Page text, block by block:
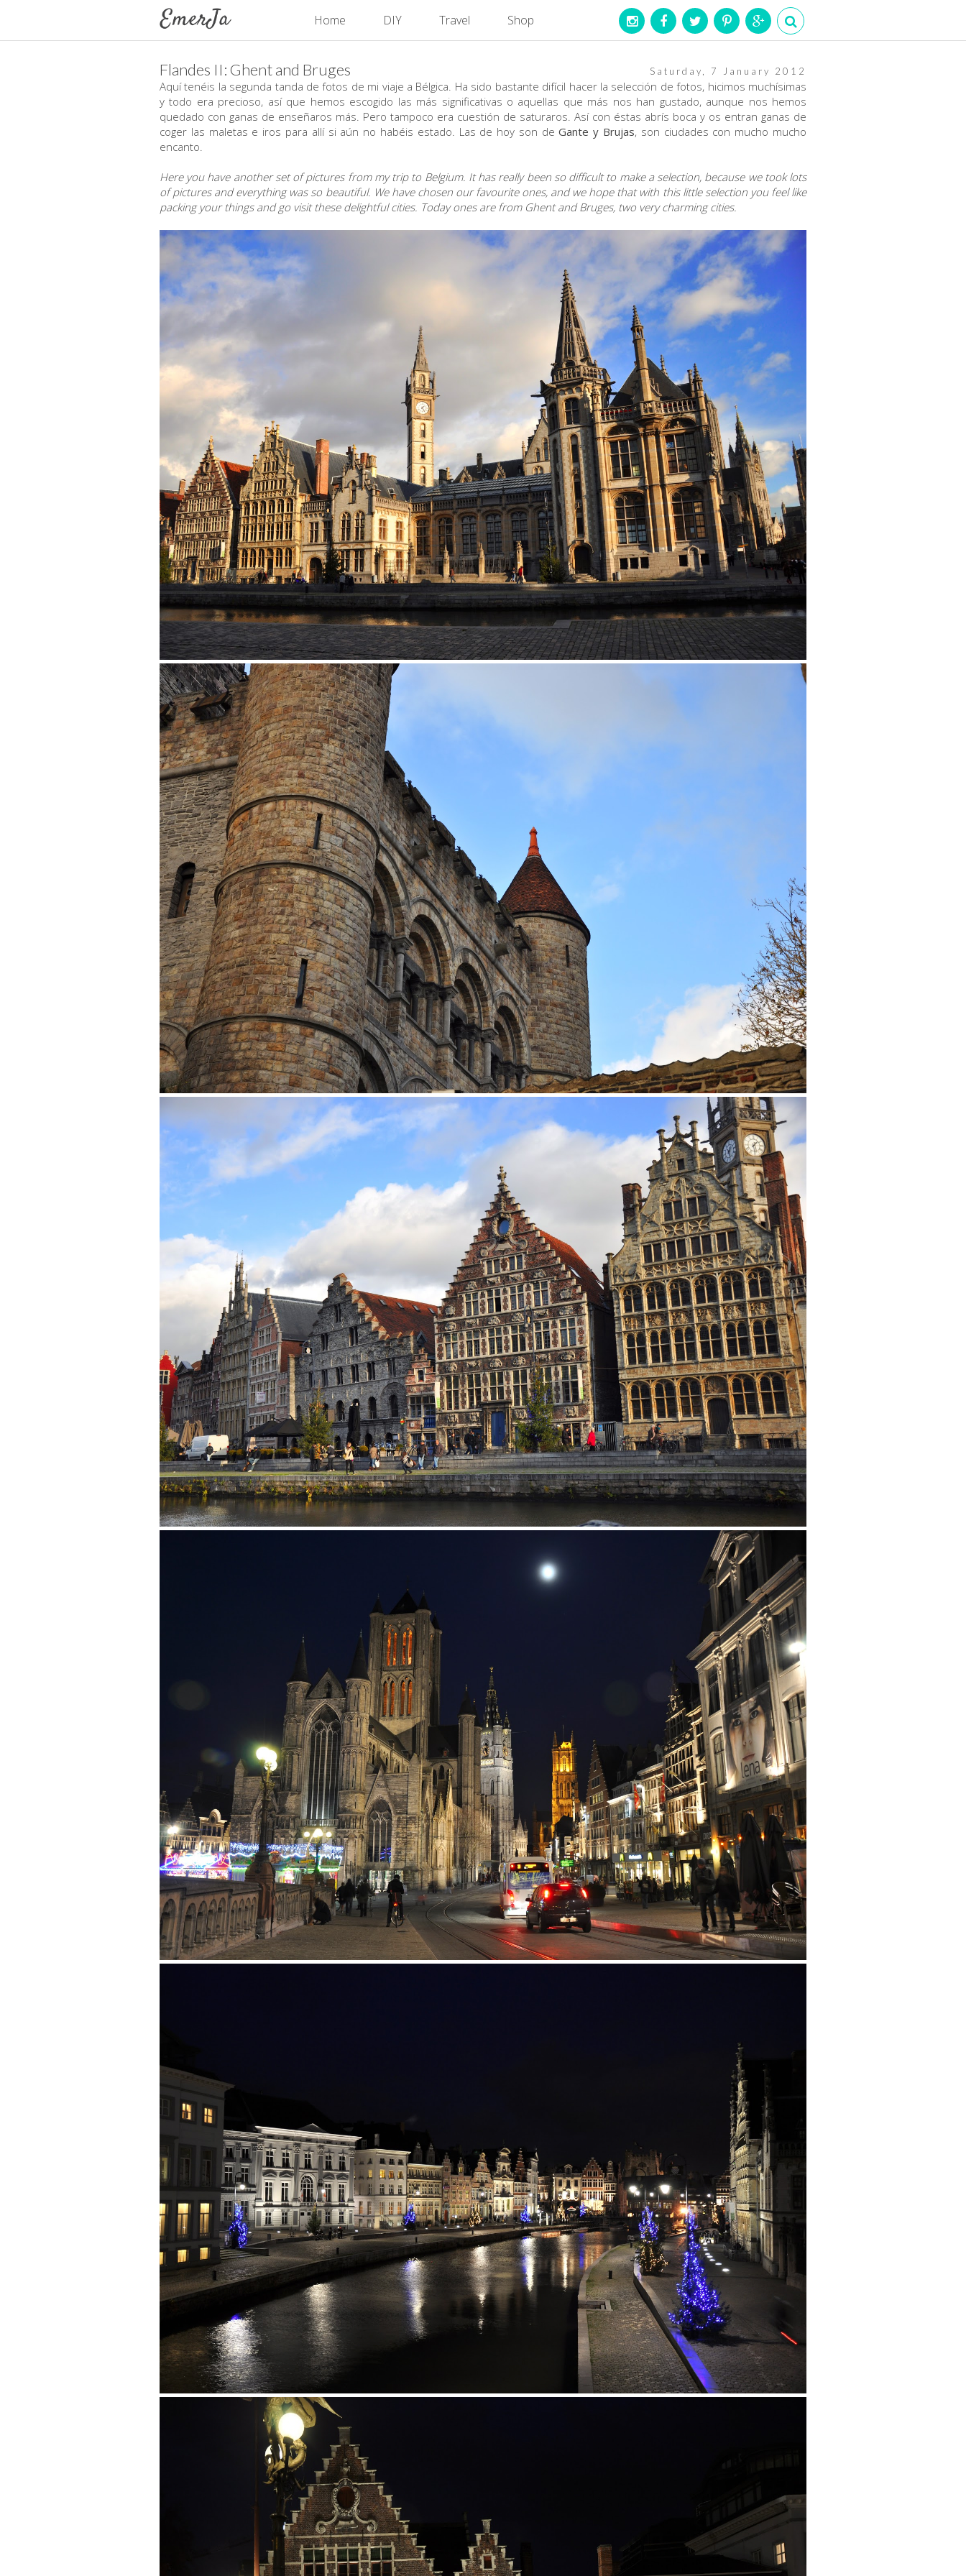
Home DIY Travel Shop
Saturday, 7 January 2012
Flandes II: Ghent and Bruges
Aquí tenéis la segunda tanda de fotos de mi viaje a Bélgica. Ha sido bastante difícil hacer la selección de fotos, hicimos muchísimas
y todo era precioso, así que hemos escogido las más significativas o aquellas que más nos han gustado, aunque nos hemos
quedado con ganas de enseñaros más. Pero tampoco era cuestión de saturaros. Así con éstas abrís boca y os entran ganas de
coger las maletas e iros para allí si aún no habéis estado. Las de hoy son deGante y Brujas, son ciudades con mucho mucho
encanto.
Here you have another set of pictures from my trip to Belgium. It has really been so difficult to make a selection, because we took lots
of pictures and everything was so beautiful. We have chosen our favourite ones, and we hope that with this little selection you feel like
packing your things and go visit these delightful cities. Today ones are from Ghent and Bruges, two very charming cities.